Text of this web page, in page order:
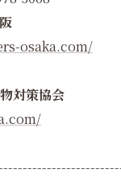
osaka.com/
対策協会